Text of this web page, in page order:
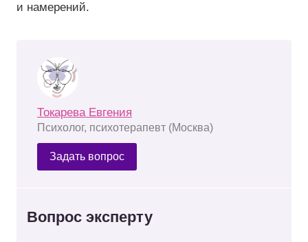
и намерений.
Токарева Евгения
Психолог, психотерапевт (Москва)
Задать вопрос
Вопрос эксперту